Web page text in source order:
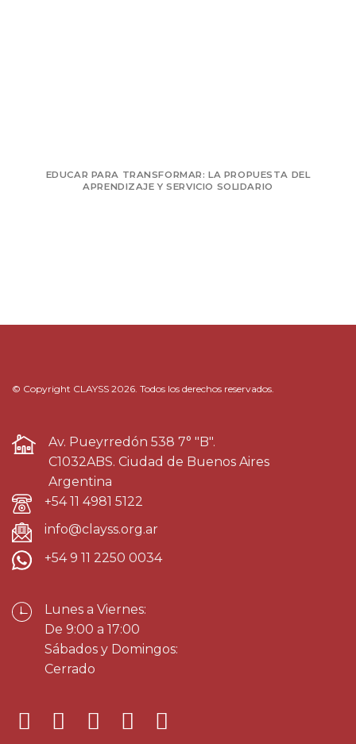
EDUCAR PARA TRANSFORMAR: LA PROPUESTA DEL
APRENDIZAJE Y SERVICIO SOLIDARIO
© Copyright CLAYSS 2026. Todos los derechos reservados.
Av. Pueyrredón 538 7° "B".
C1032ABS. Ciudad de Buenos Aires
Argentina
+54 11 4981 5122
info@clayss.org.ar
+54 9 11 2250 0034
Lunes a Viernes:
De 9:00 a 17:00
Sábados y Domingos:
Cerrado